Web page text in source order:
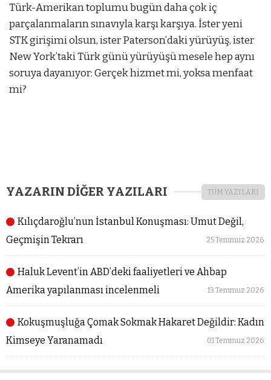
Türk-Amerikan toplumu bugün daha çok iç
parçalanmaların sınavıyla karşı karşıya. İster yeni
STK girişimi olsun, ister Paterson’daki yürüyüş, ister
New York’taki Türk günü yürüyüşü mesele hep aynı
soruya dayanıyor: Gerçek hizmet mi, yoksa menfaat
mi?
YAZARIN DİĞER YAZILARI TÜM YAZILARI
Kılıçdaroğlu’nun İstanbul Konuşması: Umut Değil,
Geçmişin Tekrarı
25 Temmuz 2026
Haluk Levent’in ABD’deki faaliyetleri ve Ahbap
Amerika yapılanması incelenmeli
13 Temmuz 2026
Kokuşmuşluğa Çomak Sokmak Hakaret Değildir: Kadın
Kimseye Yaranamadı
01 Temmuz 2026